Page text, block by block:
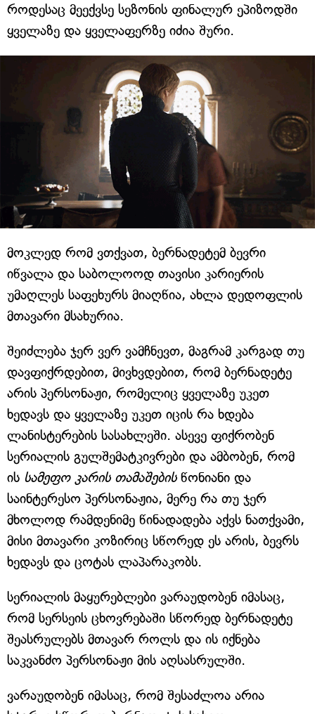
როდესაც მეექვსე სეზონის ფინალურ ეპიზოდში
ყველაზე და ყველაფერზე იძია შური.
მოკლედ რომ ვთქვათ, ბერნადეტემ ბევრი
იწვალა და საბოლოოდ თავისი კარიერის
უმაღლეს საფეხურს მიაღწია, ახლა დედოფლის
მთავარი მსახურია.
შეიძლება ჯერ ვერ ვამჩნევთ, მაგრამ კარგად თუ
დავფიქრდებით, მივხვდებით, რომ ბერნადეტე
არის პერსონაჟი, რომელიც ყველაზე უკეთ
ხედავს და ყველაზე უკეთ იცის რა ხდება
ლანისტერების სასახლეში. ასევე ფიქრობენ
სერიალის გულშემატკივრები და ამბობენ, რომ
ის სამეფო კარის თამაშებისწონიანი და
საინტერესო პერსონაჟია, მერე რა თუ ჯერ
მხოლოდ რამდენიმე წინადადება აქვს ნათქვამი,
მისი მთავარი კოზირიც სწორედ ეს არის, ბევრს
ხედავს და ცოტას ლაპარაკობს.
სერიალის მაყურებლები ვარაუდობენ იმასაც,
რომ სერსეის ცხოვრებაში სწორედ ბერნადეტე
შეასრულებს მთავარ როლს და ის იქნება
საკვანძო პერსონაჟი მის აღსასრულში.
ვარაუდობენ იმასაც, რომ შესაძლოა არია